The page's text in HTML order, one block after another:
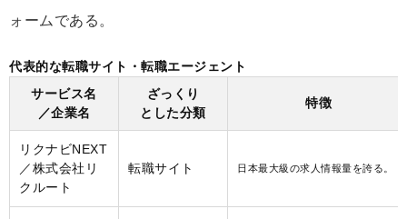
ォームである。
代表的な転職サイト・転職エージェント
サービス名
／企業名
ざっくり
とした分類
特徴
リクナビNEXT
／株式会社リ
クルート
転職サイト 日本最大級の求人情報量を誇る。